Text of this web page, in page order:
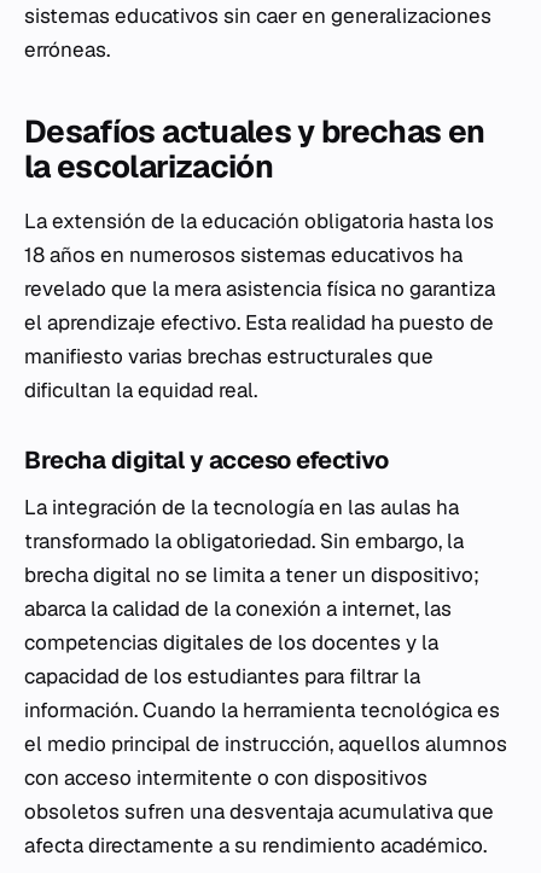
sistemas educativos sin caer en generalizaciones
erróneas.
Desafíos actuales y brechas en
la escolarización
La extensión de la educación obligatoria hasta los
18 años en numerosos sistemas educativos ha
revelado que la mera asistencia física no garantiza
el aprendizaje efectivo. Esta realidad ha puesto de
manifiesto varias brechas estructurales que
dificultan la equidad real.
Brecha digital y acceso efectivo
La integración de la tecnología en las aulas ha
transformado la obligatoriedad. Sin embargo, la
brecha digital no se limita a tener un dispositivo;
abarca la calidad de la conexión a internet, las
competencias digitales de los docentes y la
capacidad de los estudiantes para filtrar la
información. Cuando la herramienta tecnológica es
el medio principal de instrucción, aquellos alumnos
con acceso intermitente o con dispositivos
obsoletos sufren una desventaja acumulativa que
afecta directamente a su rendimiento académico.